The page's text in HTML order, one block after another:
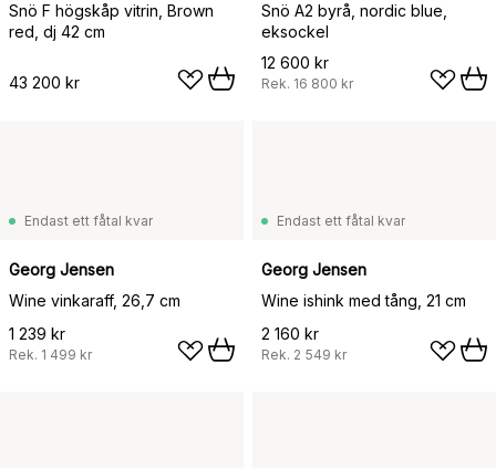
Snö F högskåp vitrin, Brown
red, dj 42 cm
43 200 kr
Snö A2 byrå, nordic blue,
eksockel
12 600 kr
Rek. 16 800 kr
Endast ett fåtal kvar
Georg Jensen
Wine vinkaraff, 26,7 cm
1 239 kr
Rek. 1 499 kr
Endast ett fåtal kvar
Georg Jensen
Wine ishink med tång, 21 cm
2 160 kr
Rek. 2 549 kr